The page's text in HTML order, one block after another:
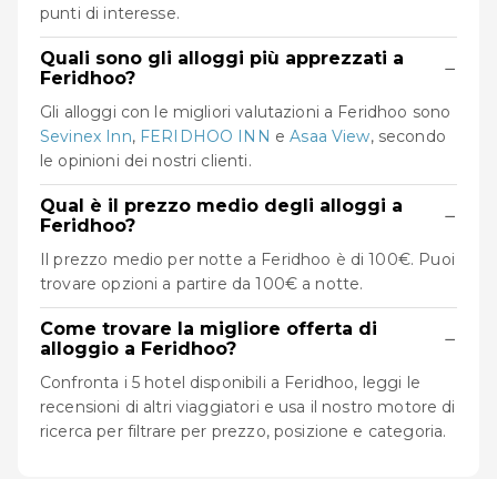
punti di interesse.
Quali sono gli alloggi più apprezzati a
Feridhoo?
−
Gli alloggi con le migliori valutazioni a Feridhoo sono
Sevinex Inn, FERIDHOO INN eAsaa View, secondo
le opinioni dei nostri clienti.
Qual è il prezzo medio degli alloggi a
Feridhoo?
−
Il prezzo medio per notte a Feridhoo è di 100€. Puoi
trovare opzioni a partire da 100€ a notte.
Come trovare la migliore offerta di
alloggio a Feridhoo?
−
Confronta i 5 hotel disponibili a Feridhoo, leggi le
recensioni di altri viaggiatori e usa il nostro motore di
ricerca per filtrare per prezzo, posizione e categoria.